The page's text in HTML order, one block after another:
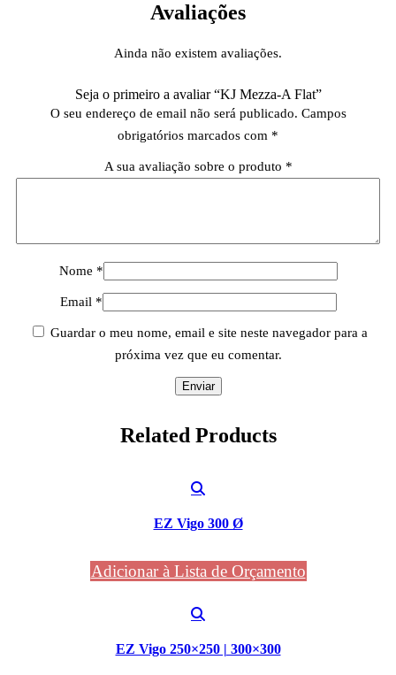
Avaliações
Ainda não existem avaliações.
Seja o primeiro a avaliar “KJ Mezza-A Flat”
O seu endereço de email não será publicado. Campos
obrigatórios marcados com *
A sua avaliação sobre o produto *
Nome *
Email *
Guardar o meu nome, email e site neste navegador para a
próxima vez que eu comentar.
Related Products
EZ Vigo 300 Ø
Adicionar à Lista de Orçamento
EZ Vigo 250×250 | 300×300